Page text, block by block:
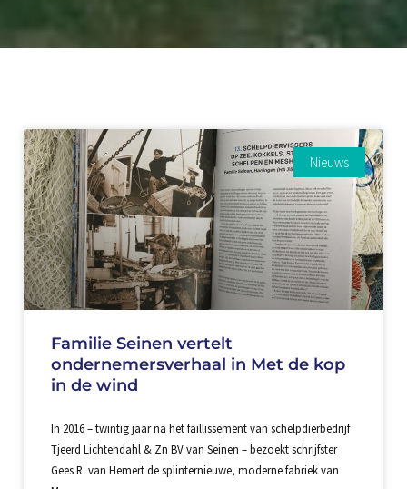
Nieuws
Familie Seinen vertelt
ondernemersverhaal in Met de kop
in de wind
In 2016 – twintig jaar na het faillissement van schelpdierbedrijf
Tjeerd Lichtendahl & Zn BV van Seinen – bezoekt schrijfster
Gees R. van Hemert de splinternieuwe, moderne fabriek van